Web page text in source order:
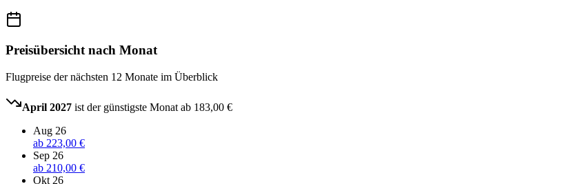
Preisübersicht nach Monat
Flugpreise der nächsten 12 Monate im Überblick
April 2027 ist der günstigste Monat ab 183,00 €
Aug 26
ab 223,00 €
Sep 26
ab 210,00 €
Okt 26